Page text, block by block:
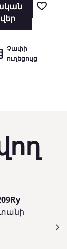
Չափի
ուղեցույց